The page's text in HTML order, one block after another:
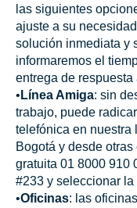
las siguientes
ajuste a su
solución inmediata y
informaremos el
entrega de respuesta
• Línea Amiga: sin
trabajo, puede
telefónica en nuestra
Bogotá y desde
gratuita 01 8000 910
#233 y seleccionar la
•Oficinas: las